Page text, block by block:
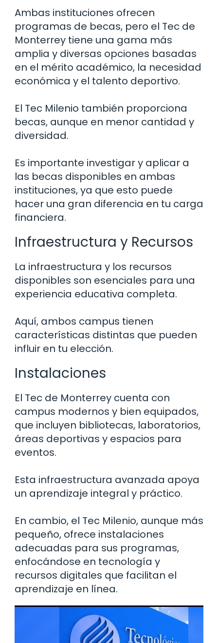
Ambas instituciones ofrecen
programas de becas, pero el Tec de
Monterrey tiene una gama más
amplia y diversas opciones basadas
en el mérito académico, la necesidad
económica y el talento deportivo.
El Tec Milenio también proporciona
becas, aunque en menor cantidad y
diversidad.
Es importante investigar y aplicar a
las becas disponibles en ambas
instituciones, ya que esto puede
hacer una gran diferencia en tu carga
financiera.
Infraestructura y Recursos
La infraestructura y los recursos
disponibles son esenciales para una
experiencia educativa completa.
Aquí, ambos campus tienen
características distintas que pueden
influir en tu elección.
Instalaciones
El Tec de Monterrey cuenta con
campus modernos y bien equipados,
que incluyen bibliotecas, laboratorios,
áreas deportivas y espacios para
eventos.
Esta infraestructura avanzada apoya
un aprendizaje integral y práctico.
En cambio, el Tec Milenio, aunque más
pequeño, ofrece instalaciones
adecuadas para sus programas,
enfocándose en tecnología y
recursos digitales que facilitan el
aprendizaje en línea.